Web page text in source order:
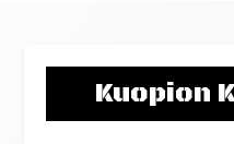
Kuopion